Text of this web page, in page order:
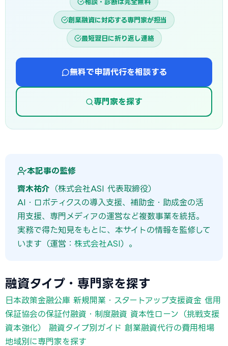
相談・診断は完全無料
創業融資に対応する専門家が担当
最短翌日に折り返し連絡
無料で申請代行を相談する
専門家を探す
本記事の監修
齊木祐介 （株式会社ASI 代表取締役）
AI・ロボティクスの導入支援、補助金・助成金の活
用支援、専門メディアの運営など複数事業を統括。
実務で得た知見をもとに、本サイトの情報を監修して
います（運営： 株式会社ASI）。
融資タイプ・専門家を探す
日本政策金融公庫 新規開業・スタートアップ支援資金 信用
保証協会の保証付融資・制度融資 資本性ローン（挑戦支援
資本強化）
融資タイプ別ガイド 創業融資代行の費用相場
地域別に専門家を探す